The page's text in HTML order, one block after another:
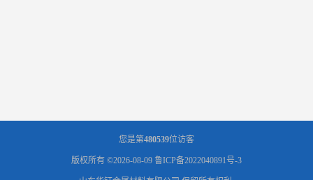
您是第480539位访客
版权所有 ©2026-08-09 鲁ICP备2022040891号-3